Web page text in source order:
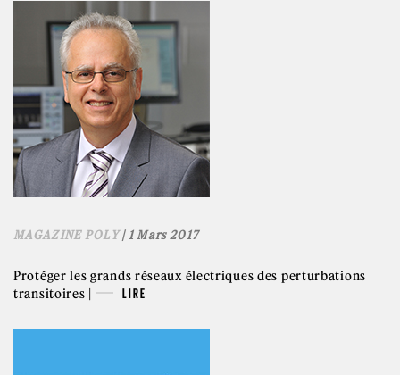
MAGAZINE POLY| 1 Mars 2017
Protéger les grands réseaux électriques des perturbations
transitoires |
LIRE